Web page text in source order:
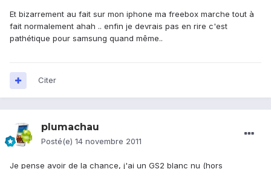
Et bizarrement au fait sur mon iphone ma freebox marche tout à
fait normalement ahah .. enfin je devrais pas en rire c'est
pathétique pour samsung quand même..
Citer
plumachau
Posté(e) 14 novembre 2011
Je pense avoir de la chance, j'ai un GS2 blanc nu (hors